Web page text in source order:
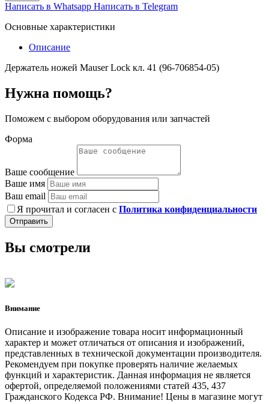
Написать в Whatsapp Написать в Telegram
Основные характеристики
Описание
Держатель ножей Mauser Lock кл. 41 (96-706854-05)
Нужна помощь?
Поможем с выбором оборудования или запчастей
Форма
Ваше сообщение
Ваше имя
Ваш email
Я прочитал и согласен с Политика конфиденциальности
Отправить
Вы смотрели
Внимание
Описание и изображение товара носит информационный
характер и может отличаться от описания и изображений,
представленных в технической документации производителя.
Рекомендуем при покупке проверять наличие желаемых
функций и характеристик. Данная информация не является
офертой, определяемой положениями статей 435, 437
Гражданского Кодекса РФ. Внимание! Цены в магазине могут